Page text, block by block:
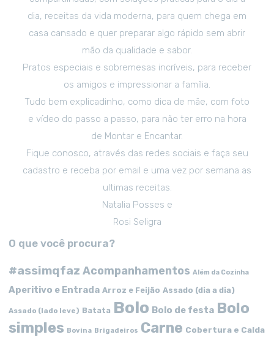
dia, receitas da vida moderna, para quem chega em
casa cansado e quer preparar algo rápido sem abrir
mão da qualidade e sabor.
Pratos especiais e sobremesas incríveis, para receber
os amigos e impressionar a família.
Tudo bem explicadinho, como dica de mãe, com foto
e vídeo do passo a passo, para não ter erro na hora
de Montar e Encantar.
Fique conosco, através das redes sociais e faça seu
cadastro e receba por email e uma vez por semana as
ultimas receitas.
Natalia Posses e
Rosi Seligra
O que você procura?
#assimqfaz Acompanhamentos Além da Cozinha
Aperitivo e Entrada Arroz e Feijão Assado (dia a dia)
Assado (lado leve) Batata Bolo Bolo de festa Bolo
simples Bovina Brigadeiros Carne Cobertura e Calda